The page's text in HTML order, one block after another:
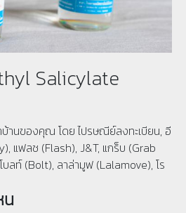
Salicylate
านของคุณ โดย ไปรษณีย์ลงทะเบียน, อี
แฟลช (Flash), J&T, แกร็บ (Grab
ลท์ (Bolt), ลาล่ามูฟ (Lalamove), โร
น